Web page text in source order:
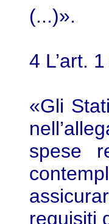
(...)».
4 L’art.
«Gli
spese
requisiti